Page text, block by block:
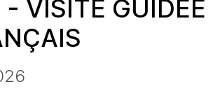
- VISITE GUIDÉE